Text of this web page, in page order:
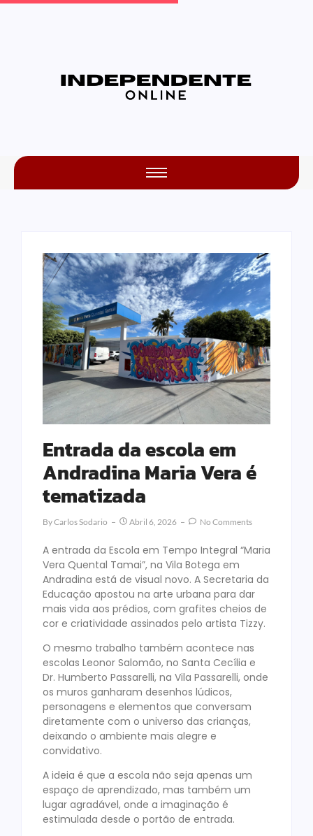
Entrada da escola em
Andradina Maria Vera é
tematizada
ByCarlos Sodario Abril 6, 2026 No Comments
A entrada da Escola em Tempo Integral “Maria
Vera Quental Tamai”, na Vila Botega em
Andradina está de visual novo. A Secretaria da
Educação apostou na arte urbana para dar
mais vida aos prédios, com grafites cheios de
cor e criatividade assinados pelo artista Tizzy.
O mesmo trabalho também acontece nas
escolas Leonor Salomão, no Santa Cecília e
Dr. Humberto Passarelli, na Vila Passarelli, onde
os muros ganharam desenhos lúdicos,
personagens e elementos que conversam
diretamente com o universo das crianças,
deixando o ambiente mais alegre e
convidativo.
A ideia é que a escola não seja apenas um
espaço de aprendizado, mas também um
lugar agradável, onde a imaginação é
estimulada desde o portão de entrada.